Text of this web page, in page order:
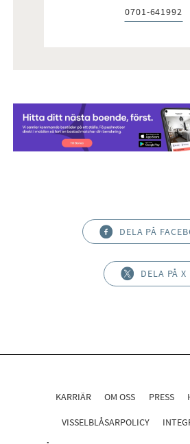
Telefon:
0701-641992
DELA PÅ
DELA PÅ X
KARRIÄR OM OSS PRESS
VISSELBLÅSARPOLICY